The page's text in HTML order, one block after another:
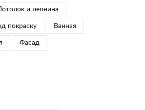
Потолок и лепнина
покраску Ванная
Фасад